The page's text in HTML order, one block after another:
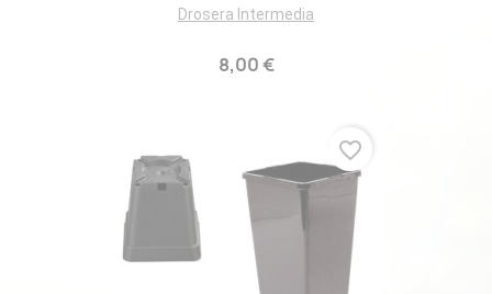
Drosera Intermedia
8,00 €
favorite_border